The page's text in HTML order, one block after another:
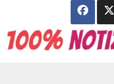
contenuto